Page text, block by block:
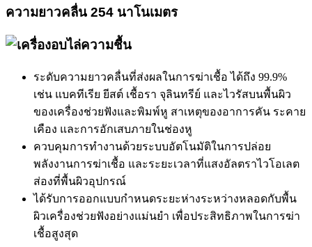
ความยาวคลื่น 254 นาโนเมตร
ระดับความยาวคลื่นที่ส่งผลในการฆ่าเชื้อ ได้ถึง 99.9%
เช่น แบคทีเรีย ยีสต์ เชื้อรา จุลินทรีย์ และไวรัสบนพื้นผิว
ของเครื่องช่วยฟังและพิมพ์หู สาเหตุของอาการคัน ระคาย
เคือง และการอักเสบภายในช่องหู
ควบคุมการทำงานด้วยระบบอัตโนมัติในการปล่อย
พลังงานการฆ่าเชื้อ และระยะเวลาที่แสงอัลตราไวโอเลต
ส่องที่พื้นผิวอุปกรณ์
ได้รับการออกแบบกำหนดระยะห่างระหว่างหลอดกับพื้น
ผิวเครื่องช่วยฟังอย่างแม่นยำ เพื่อประสิทธิภาพในการฆ่า
เชื้อสูงสุด